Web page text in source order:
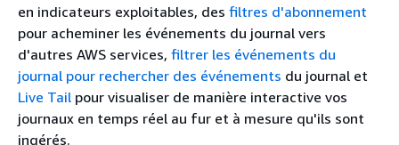
en indicateurs exploitables, des filtres d'abonnement
pour acheminer les événements du journal vers
d'autres AWS services, filtrer les événements du
journal pour rechercher des événements du journal et
Live Tail pour visualiser de manière interactive vos
journaux en temps réel au fur et à mesure qu'ils sont
ingérés.